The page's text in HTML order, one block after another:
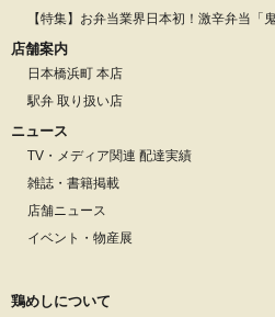
【特集】お弁当業界日本初！激辛弁当「
店舗案内
日本橋浜町 本店
駅弁 取り扱い店
ニュース
TV・メディア関連 配達実績
雑誌・書籍掲載
店舗ニュース
イベント・物産展
鶏めしについて